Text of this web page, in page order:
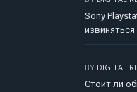
Sony
извиняться
BY DIGITAL
Стоит ли